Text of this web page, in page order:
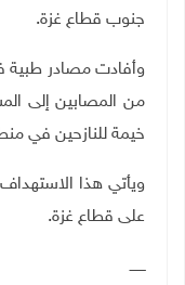
جنوب قطاع غزة.
وأفادت مصادر
من المصابين إلى
خيمة للنازحين في
ويأتي هذا
على قطاع غزة.
ـــــــ